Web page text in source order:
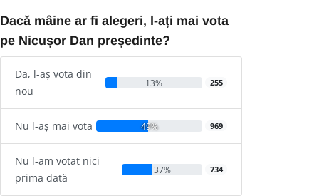
Dacă mâine ar fi alegeri, l-ați mai vota
pe Nicușor Dan președinte?
Da, l-aș vota din
nou
13% 255
Nu l-aș mai vota 49% 969
Nu l-am votat nici
prima dată
37% 734